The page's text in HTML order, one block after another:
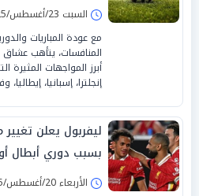
السبت 23/أغسطس/2025 - 05:00 م
مع عودة المباريات
المنافسات، يتأهب عشاق
أبرز المواجهات المثيرة
إنجلترا، إسبانيا، إيطاليا،
ليفربول يعلن تغيير
بسبب دوري أبطال
الأربعاء 20/أغسطس/2025 - 08:09 م